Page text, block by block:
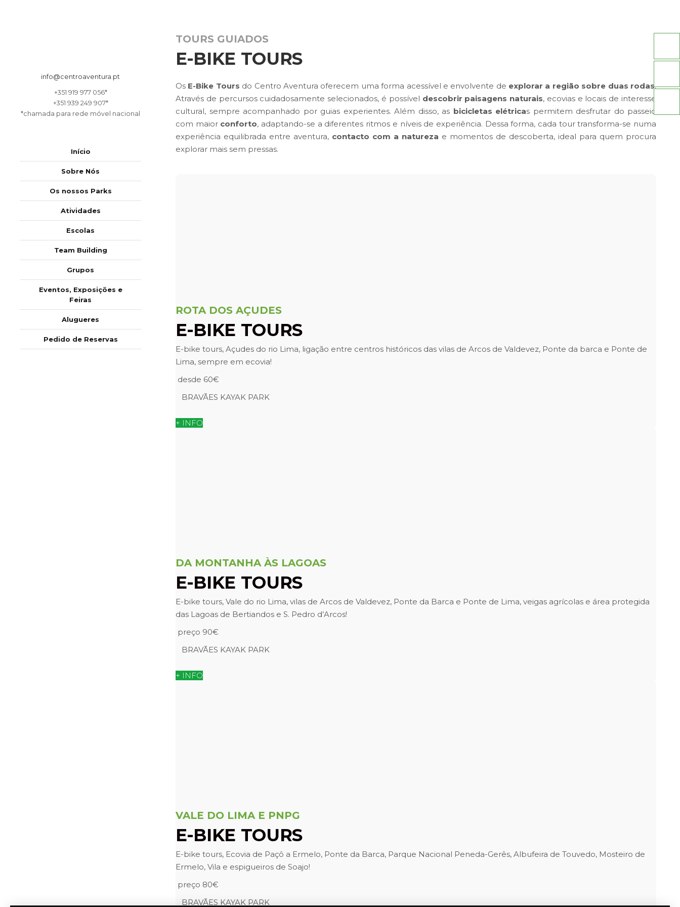
info@centroaventura.pt
+351 919 977 056*
+351 939 249 907*
*chamada para rede móvel nacional
Início
Sobre Nós
Os nossos Parks
Atividades
Escolas
Team Building
Grupos
Eventos, Exposições e
Feiras
Alugueres
Pedido de Reservas
TOURS GUIADOS
E-BIKE TOURS
Os E-Bike Tours do Centro Aventura oferecem uma forma acessível e envolvente de explorar a região sobre duas rodas.
Através de percursos cuidadosamente selecionados, é possível descobrir paisagens naturais, ecovias e locais de interesse
cultural, sempre acompanhado por guias experientes. Além disso, as bicicletas elétricas permitem desfrutar do passeio
com maior conforto, adaptando-se a diferentes ritmos e níveis de experiência. Dessa forma, cada tour transforma-se numa
experiência equilibrada entre aventura, contacto com a natureza e momentos de descoberta, ideal para quem procura
explorar mais sem pressas.
ROTA DOS AÇUDES
E-BIKE TOURS
E-bike tours, Açudes do rio Lima, ligação entre centros históricos das vilas de Arcos de Valdevez, Ponte da barca e Ponte de
Lima, sempre em ecovia!
desde 60€
BRAVÃES KAYAK PARK
+ INFO
DA MONTANHA ÀS LAGOAS
E-BIKE TOURS
E-bike tours, Vale do rio Lima, vilas de Arcos de Valdevez, Ponte da Barca e Ponte de Lima, veigas agrícolas e área protegida
das Lagoas de Bertiandos e S. Pedro d’Arcos!
preço 90€
BRAVÃES KAYAK PARK
+ INFO
VALE DO LIMA E PNPG
E-BIKE TOURS
E-bike tours, Ecovia de Paçô a Ermelo, Ponte da Barca, Parque Nacional Peneda-Gerês, Albufeira de Touvedo, Mosteiro de
Ermelo, Vila e espigueiros de Soajo!
preço 80€
BRAVÃES KAYAK PARK